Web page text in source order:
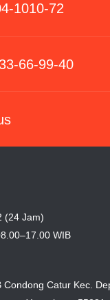
1010-72
66-99-40
(24 Jam)
WIB
Catur Kec.